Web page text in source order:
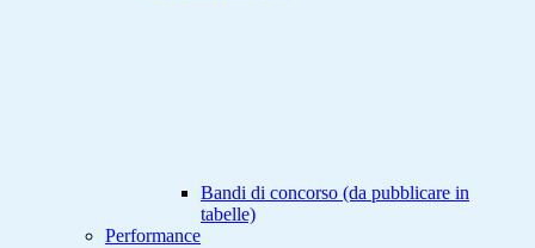
Bandi di concorso (da pubblicare in
tabelle)
Performance